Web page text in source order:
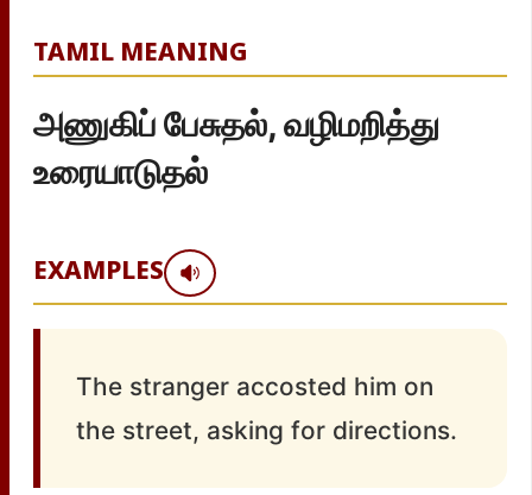
TAMIL MEANING
அணுகிப் பேசுதல், வழிமறித்து
உரையாடுதல்
EXAMPLES
The stranger accosted him on
the street, asking for directions.